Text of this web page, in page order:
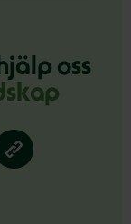
oss